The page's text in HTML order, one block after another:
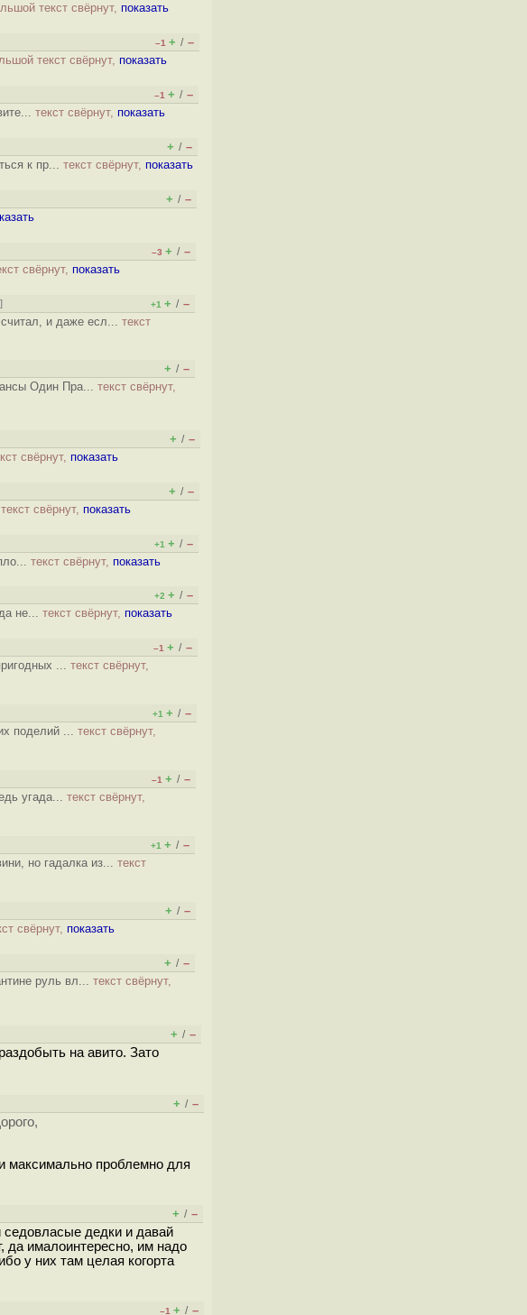
текст свёрнут, показать
–1 + / –
текст свёрнут, показать
–1 + / –
текст свёрнут, показать
+ / –
к пр... текст свёрнут, показать
+ / –
–3 + / –
свёрнут, показать
] +1 + / –
и даже есл... текст
+ / –
Один Пра... текст свёрнут,
+ / –
свёрнут, показать
+ / –
текст свёрнут, показать
+1 + / –
текст свёрнут, показать
+2 + / –
не... текст свёрнут, показать
–1 + / –
... текст свёрнут,
+1 + / –
поделий ... текст свёрнут,
–1 + / –
угада... текст свёрнут,
+1 + / –
но гадалка из... текст
+ / –
свёрнут, показать
+ / –
руль вл... текст свёрнут,
+ / –
на авито. Зато
+ / –
максимально проблемно для
+ / –
дедки и давай
да ималоинтересно, им надо
у них там целая когорта
–1 + / –